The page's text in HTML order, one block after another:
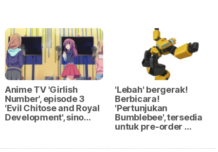
Anime TV 'Girlish
Number', episode 3
'Evil Chitose and Royal
Development', sino…
'Lebah' bergerak!
Berbicara!
'Pertunjukan
Bumblebee', tersedia
untuk pre-order …